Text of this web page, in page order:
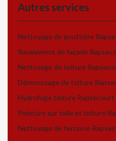
Autres services
Nettoyage de gouttière
Ravalement de façade
Nettoyage de toiture
Démoussage de toiture
Hydrofuge toiture Rapsecourt
Peinture sur tuile et toiture
Nettoyage de terrasse